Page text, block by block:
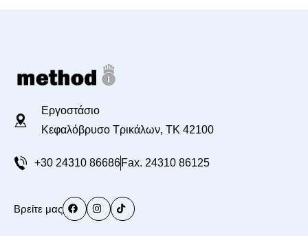
Εργοστάσιο
Κεφαλόβρυσο Τρικάλων, TK 42100
+30 24310 86686Fax. 24310 86125
Βρείτε μας